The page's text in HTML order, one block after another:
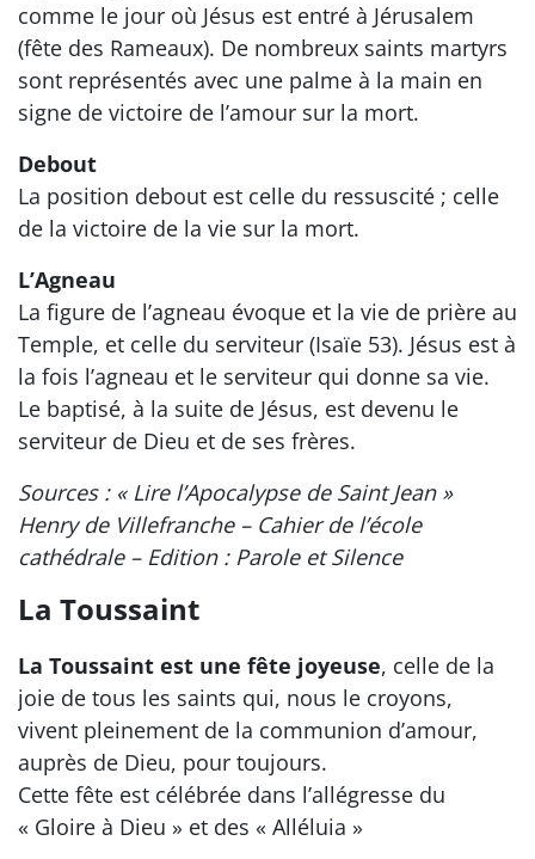
comme le jour où Jésus est entré à Jérusalem
(fête des Rameaux). De nombreux saints martyrs
sont représentés avec une palme à la main en
signe de victoire de l’amour sur la mort.
Debout
La position debout est celle du ressuscité ; celle
de la victoire de la vie sur la mort.
L’Agneau
La figure de l’agneau évoque et la vie de prière au
Temple, et celle du serviteur (Isaïe 53). Jésus est à
la fois l’agneau et le serviteur qui donne sa vie.
Le baptisé, à la suite de Jésus, est devenu le
serviteur de Dieu et de ses frères.
Sources : « Lire l’Apocalypse de Saint Jean »
Henry de Villefranche – Cahier de l’école
cathédrale – Edition : Parole et Silence
La Toussaint
La Toussaint est une fête joyeuse, celle de la
joie de tous les saints qui, nous le croyons,
vivent pleinement de la communion d’amour,
auprès de Dieu, pour toujours.
Cette fête est célébrée dans l’allégresse du
« Gloire à Dieu » et des « Alléluia »